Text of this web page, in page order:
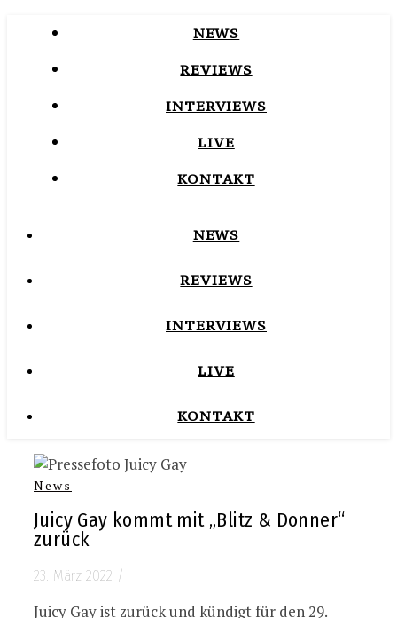
NEWS
REVIEWS
INTERVIEWS
LIVE
KONTAKT
NEWS
REVIEWS
INTERVIEWS
LIVE
KONTAKT
News
Juicy Gay kommt mit „Blitz & Donner“
zurück
23. März 2022 /
Juicy Gay ist zurück und kündigt für den 29.